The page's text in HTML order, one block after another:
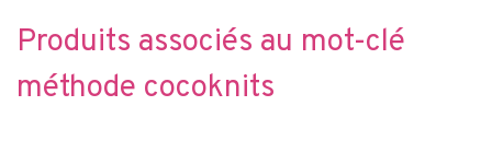
Produits associés au mot-clé
méthode cocoknits